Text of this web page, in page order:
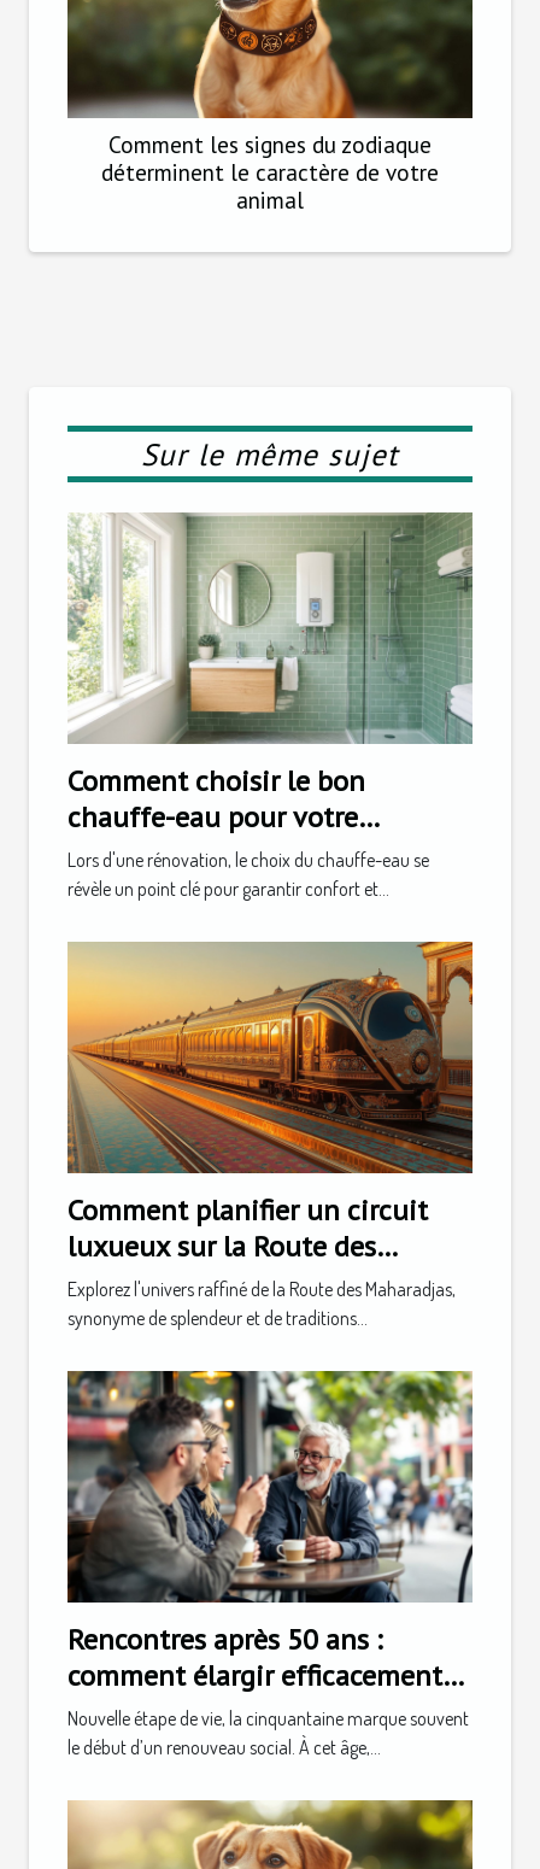
Comment les signes du zodiaque
déterminent le caractère de votre
animal
Sur le même sujet
Comment choisir le bon
chauffe-eau pour votre
rénovation ?
Lors d'une rénovation, le choix du chauffe-eau se
révèle un point clé pour garantir confort et...
Comment planifier un circuit
luxueux sur la Route des
Maharadjas ?
Explorez l'univers raffiné de la Route des Maharadjas,
synonyme de splendeur et de traditions...
Rencontres après 50 ans :
comment élargir efficacement
son cercle social
Nouvelle étape de vie, la cinquantaine marque souvent
le début d’un renouveau social. À cet âge,...